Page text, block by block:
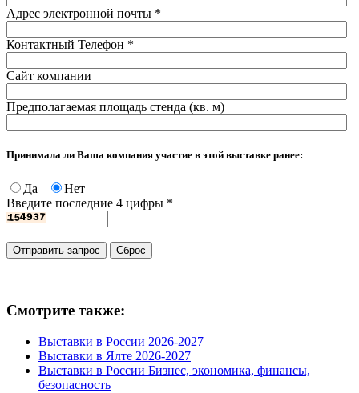
Адрес электронной почты *
Контактный Телефон *
Сайт компании
Предполагаемая площадь стенда (кв. м)
Принимала ли Ваша компания участие в этой выставке ранее:
Да
Нет
Введите последние 4 цифры *
Смотрите также:
Выставки в России 2026-2027
Выставки в Ялте 2026-2027
Выставки в России Бизнес, экономика, финансы,
безопасность